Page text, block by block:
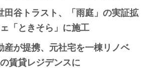
田谷トラスト、「雨庭」の実証拡
「ときそら」に施工
産が提携、元社宅を一棟リノベ
賃貸レジデンスに